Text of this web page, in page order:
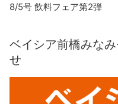
8/5号 飲料フェア第2弾
ベイシア前橋みな
せ